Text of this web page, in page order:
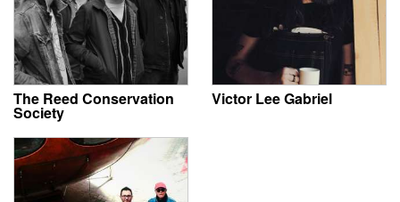
The Reed Conservation
Society
Victor Lee Gabriel